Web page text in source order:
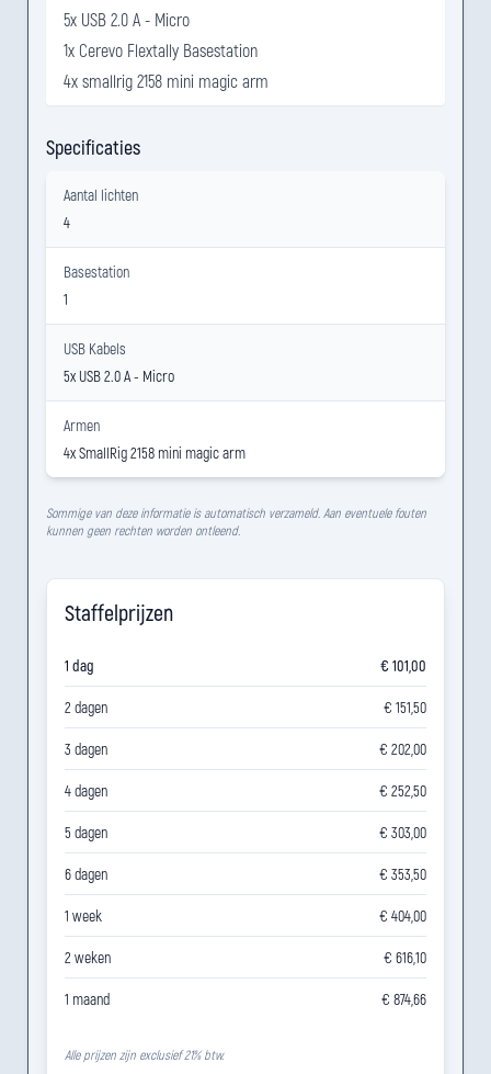
5x USB 2.0 A - Micro
1x Cerevo Flextally Basestation
4x smallrig 2158 mini magic arm
Specificaties
Aantal lichten
4
Basestation
1
USB Kabels
5x USB 2.0 A - Micro
Armen
4x SmallRig 2158 mini magic arm
Sommige van deze informatie is automatisch verzameld. Aan eventuele fouten
kunnen geen rechten worden ontleend.
Staffelprijzen
1 dag € 101,00
2 dagen € 151,50
3 dagen € 202,00
4 dagen € 252,50
5 dagen € 303,00
6 dagen € 353,50
1 week € 404,00
2 weken € 616,10
1 maand € 874,66
Alle prijzen zijn exclusief 21% btw.